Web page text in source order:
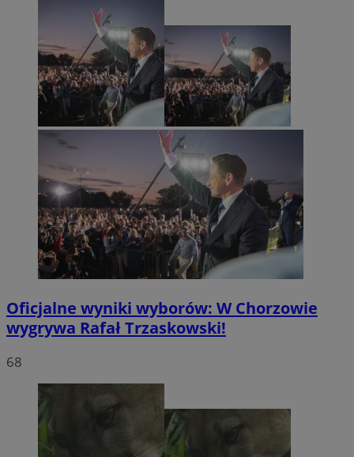
Oficjalne wyniki wyborów: W Chorzowie
wygrywa Rafał Trzaskowski!
68